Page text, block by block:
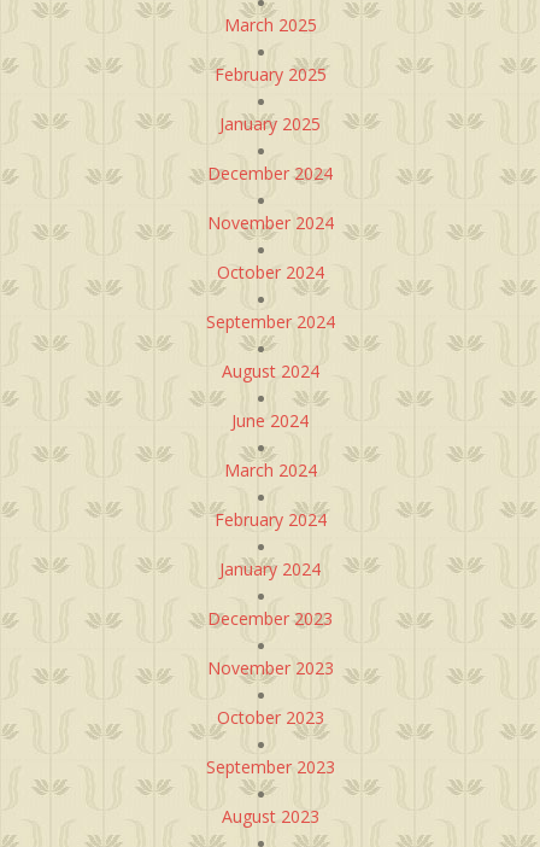
March 2025
February 2025
January 2025
December 2024
November 2024
October 2024
September 2024
August 2024
June 2024
March 2024
February 2024
January 2024
December 2023
November 2023
October 2023
September 2023
August 2023